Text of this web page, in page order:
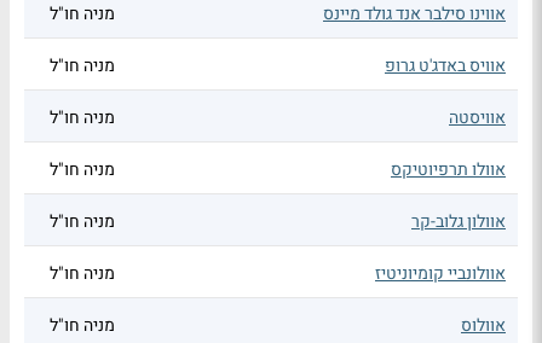
אווינו סילבר אנד גולד מיינס מניה חו"ל
אוויס באדג'ט גרופ מניה חו"ל
אוויסטה מניה חו"ל
אוולו תרפיוטיקס מניה חו"ל
אוולון גלוב-קר מניה חו"ל
אוולונביי קומיוניטיז מניה חו"ל
אוולוס מניה חו"ל